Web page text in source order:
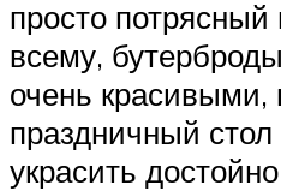
просто
всему,
очень
праздничный стол
украсить